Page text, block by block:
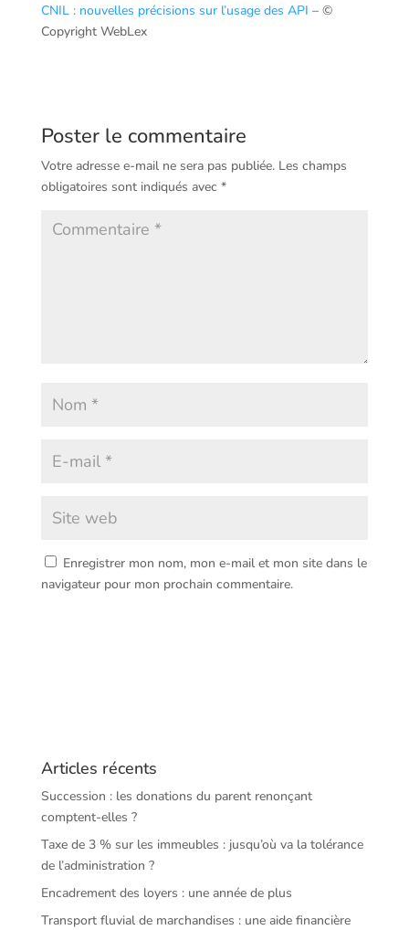
CNIL : nouvelles précisions sur l’usage des API – ©
Copyright WebLex
Poster le commentaire
Votre adresse e-mail ne sera pas publiée. Les champs
obligatoires sont indiqués avec *
Enregistrer mon nom, mon e-mail et mon site dans le
navigateur pour mon prochain commentaire.
Articles récents
Succession : les donations du parent renonçant
comptent-elles ?
Taxe de 3 % sur les immeubles : jusqu’où va la tolérance
de l’administration ?
Encadrement des loyers : une année de plus
Transport fluvial de marchandises : une aide financière